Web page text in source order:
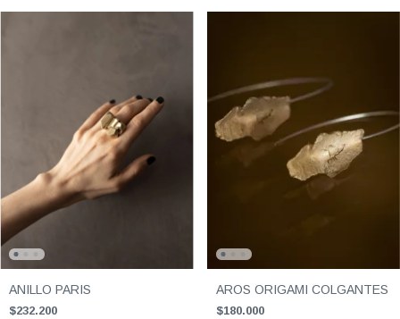
ANILLO PARIS
$232.200
AROS ORIGAMI COLGANTES
$180.000